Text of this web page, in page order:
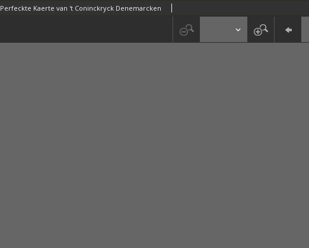
Perfeckte Kaerte van 't Coninckryck Denemarcken